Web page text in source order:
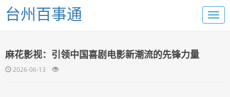
台州百事通
麻花影视：引领中国喜剧电影新潮流的先锋力量
2026-06-13